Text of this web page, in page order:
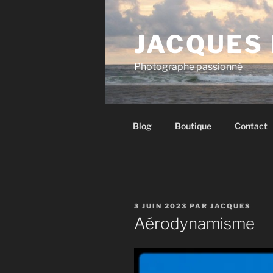
Aller
contenu
principalJACQUES
Photographe passionné
Blog Boutique Contact
PUBLIÉ
LE
3 JUIN 2023 PAR JACQUES
Aérodynamisme